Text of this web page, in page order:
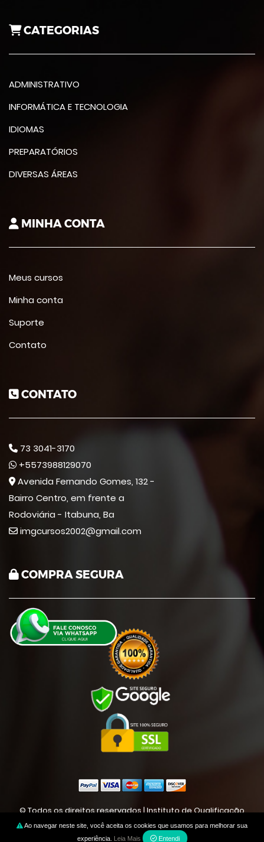
Ao navegar neste site, você aceita os cookies que usamos para melhorar sua
experiência. Leia Mais Entendi
CATEGORIAS
ADMINISTRATIVO
INFORMÁTICA E TECNOLOGIA
IDIOMAS
PREPARATÓRIOS
DIVERSAS ÁREAS
MINHA CONTA
Meus cursos
Minha conta
Suporte
Contato
CONTATO
73 3041-3170
+5573988129070
Avenida Fernando Gomes, 132 -
Bairro Centro, em frente a
Rodoviária - Itabuna, Ba
imgcursos2002@gmail.com
COMPRA SEGURA
© Todos os direitos reservados | Instituto de Qualificação
Profissional Grapiunense - IMG Cursos | CNPJ: 05507255000169